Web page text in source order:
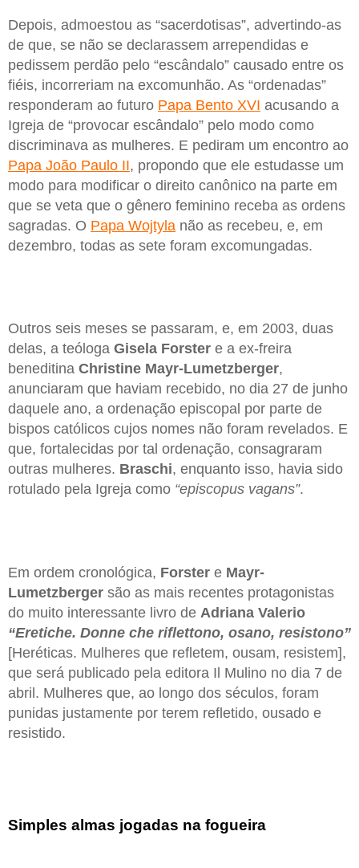
Depois, admoestou as “sacerdotisas”, advertindo-as
de que, se não se declarassem arrependidas e
pedissem perdão pelo “escândalo” causado entre os
fiéis, incorreriam na excomunhão. As “ordenadas”
responderam ao futuro Papa Bento XVI acusando a
Igreja de “provocar escândalo” pelo modo como
discriminava as mulheres. E pediram um encontro ao
Papa João Paulo II, propondo que ele estudasse um
modo para modificar o direito canônico na parte em
que se veta que o gênero feminino receba as ordens
sagradas. O Papa Wojtyla não as recebeu, e, em
dezembro, todas as sete foram excomungadas.
Outros seis meses se passaram, e, em 2003, duas
delas, a teóloga Gisela Forster e a ex-freira
beneditina Christine Mayr-Lumetzberger,
anunciaram que haviam recebido, no dia 27 de junho
daquele ano, a ordenação episcopal por parte de
bispos católicos cujos nomes não foram revelados. E
que, fortalecidas por tal ordenação, consagraram
outras mulheres. Braschi, enquanto isso, havia sido
rotulado pela Igreja como “episcopus vagans”.
Em ordem cronológica, Forster e Mayr-
Lumetzberger são as mais recentes protagonistas
do muito interessante livro de Adriana Valerio
“Eretiche. Donne che riflettono, osano, resistono”
[Heréticas. Mulheres que refletem, ousam, resistem],
que será publicado pela editora Il Mulino no dia 7 de
abril. Mulheres que, ao longo dos séculos, foram
punidas justamente por terem refletido, ousado e
resistido.
Simples almas jogadas na fogueira